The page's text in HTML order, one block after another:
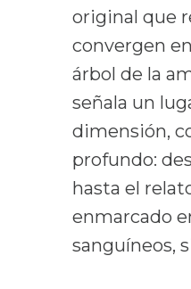
original que
convergen
árbol de la
señala un
dimensión,
profundo:
hasta el
enmarcado
sanguíneos,